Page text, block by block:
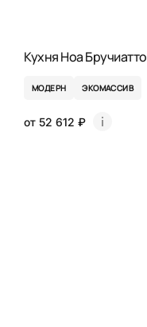
Кухня Ноа Бручиатто
МОДЕРН ЭКОМАССИВ
от 52 612 ₽